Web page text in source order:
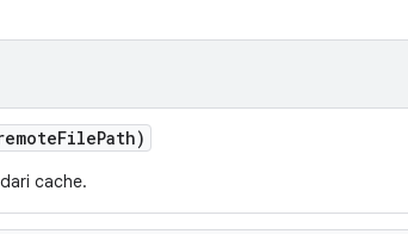
FilePath)
cache.